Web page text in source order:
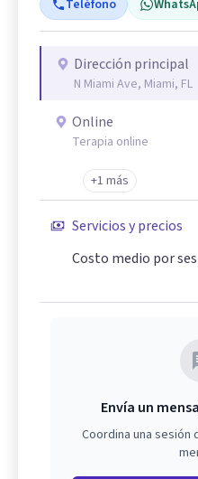
Teléfono
Dirección principal
N Miami Ave, Miami, FL
Online
Terapia online
+1 más
Servicios y precios
Costo medio por
Envía un
Coordina una